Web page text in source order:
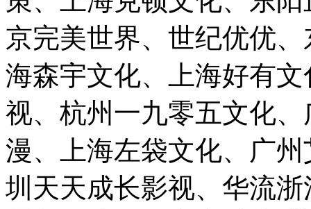
京完美世界、世纪优优
海森宇文化、上海好有
视、杭州一九零五文化
漫、上海左袋文化、广
圳天天成长影视、华流